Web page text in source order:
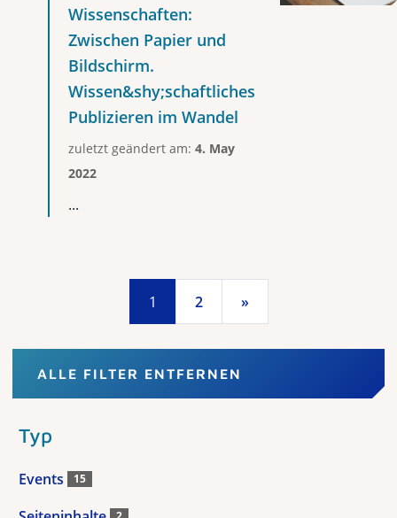
Wissenschaften:
Zwischen Papier und
Bildschirm.
Wissen&shy;schaftliches
Publizieren im Wandel
zuletzt geändert am: 4. May
2022
...
1 2 »
ALLE FILTER ENTFERNEN
Typ
Events 15